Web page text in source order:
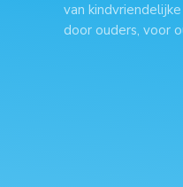
van
door ouders, voor